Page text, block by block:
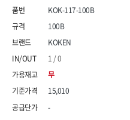
KOKEN
1 / 0
무
15,010
-
KOK-117-100B
100B